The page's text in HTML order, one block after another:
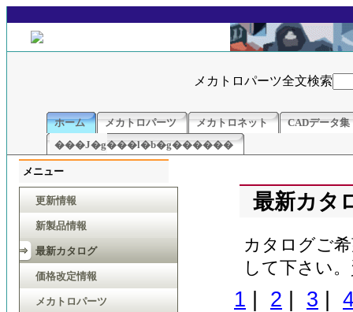
メカトロパーツ全文検索
ホーム メカトロパーツ メカトロネット
CADデータ集
���J�g���l�b�g������
最新カタ
カタログご
して下さい
1 | 2 | 3 |
メニュー
更新情報
新製品情報
最新カタログ
価格改定情報
メカトロパーツ